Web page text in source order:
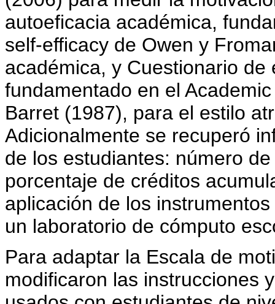
autoeficacia académica,
self-efficacy de Owen y
académica, y Cuestionario
fundamentado en el
Barret (1987), para el estilo
Adicionalmente se recuperó
de los estudiantes: número
porcentaje de créditos
aplicación de los
un laboratorio de cómputo
Para adaptar la Escala de
modificaron las instrucciones